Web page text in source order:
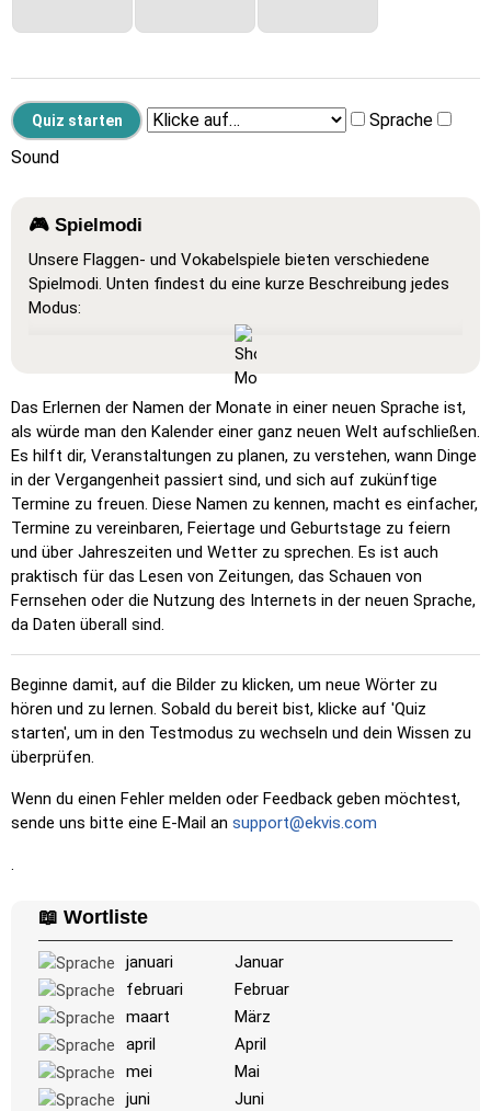
Sprache
Sound
🎮 Spielmodi
Unsere Flaggen- und Vokabelspiele bieten verschiedene
Spielmodi. Unten findest du eine kurze Beschreibung jedes
Modus:
: Ein Lernmodus, in dem alle Karten sichtbar
sind, sodass du sie auswendig lernen oder ausdrucken
Lernen : Klicke auf die Karten, um die Übersetzung zu
sehen und das Wort zu hören.
Klicke auf …: Klicke genau auf das Wort oder die Flagge,
die du finden sollst.
Mehrfachauswahl: Wähle die richtige Option aus vier
Möglichkeiten durch Klicken oder mit den Tasten 1–4.
Zufallstippen: Tippe die Wörter in beliebiger Reihenfolge
ein; sie werden im Raster hervorgehoben, während du
schreibst.
Schreiben: Tippe den Namen des hervorgehobenen Bildes
ein.
Buchstaben
oder der Ländernamen entsteht.
Memory: Spiele ein klassisches Memory-Spiel. Du kannst
die Anzahl der Karten auswählen.
Während du die Paare löst, erscheinen weitere.
Kreuzworträtsel: Ein Kreuzworträtsel wird für dich erstellt,
das du ausdrucken oder lösen kannst.
Space: Fliege durch den Weltraum und schieße auf die
angegebenen Bilder! Verwende die Pfeiltasten zum
Bewegen und zur Geschwindigkeitssteuerung und die
Leertaste zum Schießen.
Das Erlernen der Namen der Monate in einer neuen Sprache ist,
als würde man den Kalender einer ganz neuen Welt aufschließen.
Es hilft dir, Veranstaltungen zu planen, zu verstehen, wann Dinge
in der Vergangenheit passiert sind, und sich auf zukünftige
Termine zu freuen. Diese Namen zu kennen, macht es einfacher,
Termine zu vereinbaren, Feiertage und Geburtstage zu feiern
und über Jahreszeiten und Wetter zu sprechen. Es ist auch
praktisch für das Lesen von Zeitungen, das Schauen von
Fernsehen oder die Nutzung des Internets in der neuen Sprache,
da Daten überall sind.
Beginne damit, auf die Bilder zu klicken, um neue Wörter zu
hören und zu lernen. Sobald du bereit bist, klicke auf 'Quiz
starten', um in den Testmodus zu wechseln und dein Wissen zu
überprüfen.
Wenn du einen Fehler melden oder Feedback geben möchtest,
sende uns bitte eine E-Mail an support@ekvis.com
.
📖 Wortliste
januari
Januar
februari
Februar
maart
März
april
April
mei
Mai
juni
Juni